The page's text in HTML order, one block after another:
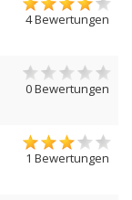
4 Bewertungen
0 Bewertungen
1 Bewertungen